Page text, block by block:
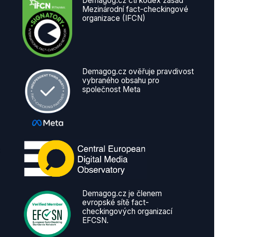
Mezinárodní fact-checkingové
organizace (IFCN)
Demagog.cz ověřuje pravdivost
vybraného obsahu pro
společnost Meta
Demagog.cz je členem
evropské sítě fact-
checkingových organizací
EFCSN.